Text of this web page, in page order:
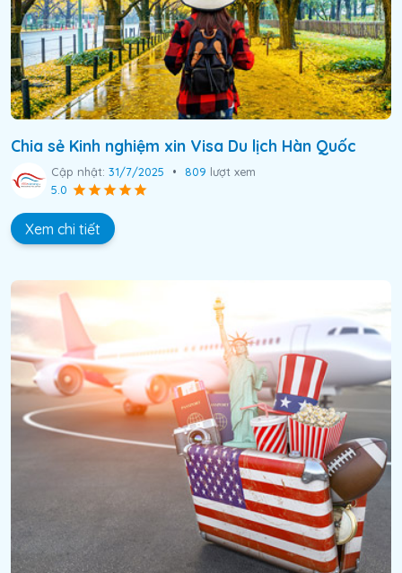
Chia sẻ Kinh nghiệm xin Visa Du lịch Hàn Quốc
Cập nhật: 31/7/2025 • 809 lượt xem
5.0
Xem chi tiết